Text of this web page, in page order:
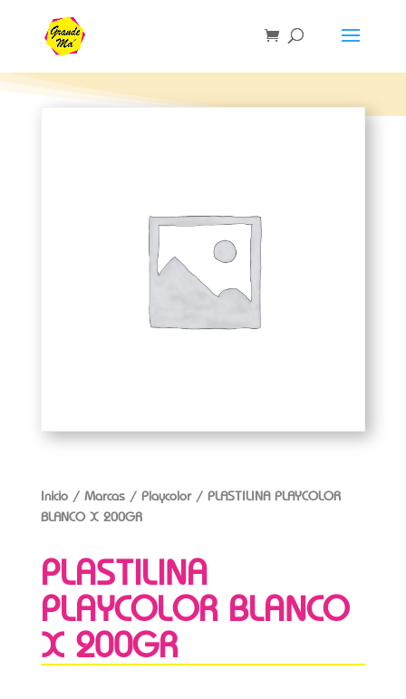
Inicio/ Marcas/ Playcolor/ PLASTILINA PLAYCOLOR
BLANCO X 200GR
PLASTILINA
PLAYCOLOR BLANCO
X 200GR